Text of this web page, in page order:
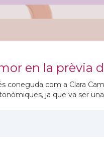
en la prèvia
coneguda com a Clara
ja que va ser